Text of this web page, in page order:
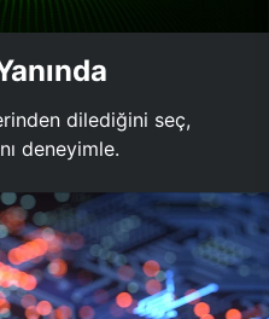
dilediğini seç,
deneyimle.